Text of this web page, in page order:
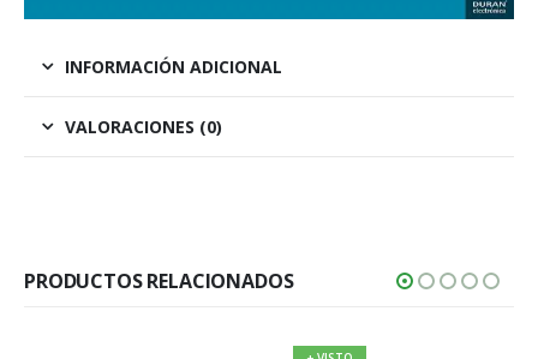
INFORMACIÓN ADICIONAL
VALORACIONES (0)
PRODUCTOS RELACIONADOS